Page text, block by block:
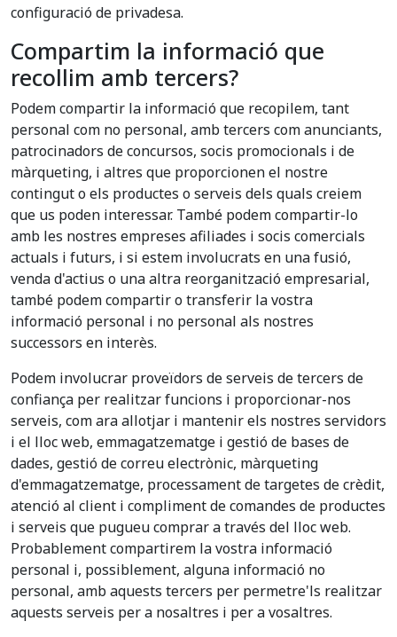
configuració de privadesa.
Compartim la informació que
recollim amb tercers?
Podem compartir la informació que recopilem, tant
personal com no personal, amb tercers com anunciants,
patrocinadors de concursos, socis promocionals i de
màrqueting, i altres que proporcionen el nostre
contingut o els productes o serveis dels quals creiem
que us poden interessar. També podem compartir-lo
amb les nostres empreses afiliades i socis comercials
actuals i futurs, i si estem involucrats en una fusió,
venda d'actius o una altra reorganització empresarial,
també podem compartir o transferir la vostra
informació personal i no personal als nostres
successors en interès.
Podem involucrar proveïdors de serveis de tercers de
confiança per realitzar funcions i proporcionar-nos
serveis, com ara allotjar i mantenir els nostres servidors
i el lloc web, emmagatzematge i gestió de bases de
dades, gestió de correu electrònic, màrqueting
d'emmagatzematge, processament de targetes de crèdit,
atenció al client i compliment de comandes de productes
i serveis que pugueu comprar a través del lloc web.
Probablement compartirem la vostra informació
personal i, possiblement, alguna informació no
personal, amb aquests tercers per permetre'ls realitzar
aquests serveis per a nosaltres i per a vosaltres.